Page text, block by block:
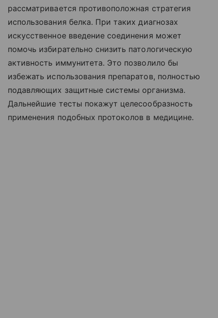
рассматривается противоположная стратегия
использования белка. При таких диагнозах
искусственное введение соединения может
помочь избирательно снизить патологическую
активность иммунитета. Это позволило бы
избежать использования препаратов, полностью
подавляющих защитные системы организма.
Дальнейшие тесты покажут целесообразность
применения подобных протоколов в медицине.